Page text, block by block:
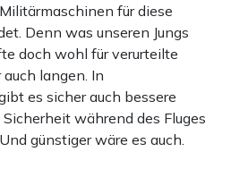
für diese
Denn was unseren Jungs
doch wohl für verurteilte
langen. In
es sicher auch bessere
während des Fluges
günstiger wäre es auch.